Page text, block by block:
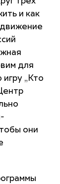
и как
для
„Кто
они